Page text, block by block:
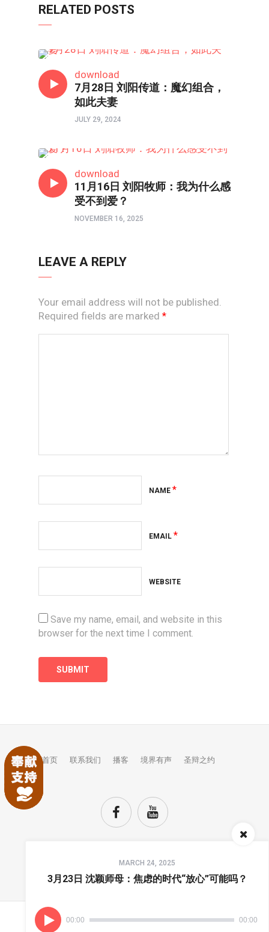
RELATED POSTS
download
7月28日 刘阳传道：魔幻组合，
如此夫妻
JULY 29, 2024
download
11月16日 刘阳牧师：我为什么感
受不到爱？
NOVEMBER 16, 2025
LEAVE A REPLY
Your email address will not be published.
Required fields are marked *
NAME *
EMAIL *
WEBSITE
Save my name, email, and website in this
browser for the next time I comment.
MARCH 24, 2025
3月23日 沈颖师母：焦虑的时代“放心”可能吗？
00:00 00:00
首页 联系我们 播客 境界有声 圣辩之约
TOP